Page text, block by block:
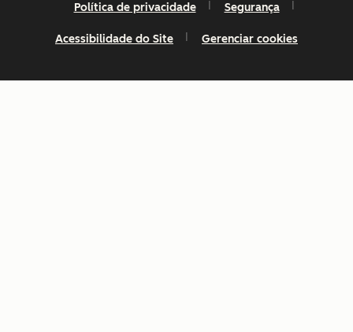
Política de privacidade Segurança
Acessibilidade do Site Gerenciar cookies